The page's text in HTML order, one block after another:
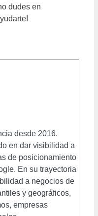
dudes en
desde 2016.
en dar visibilidad a
de posicionamiento
En su trayectoria
a negocios de
y geográficos,
empresas